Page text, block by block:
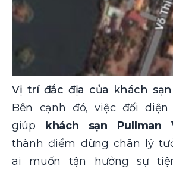
Vị trí đắc địa của khách
Bên cạnh đó, việc đối
giúp
khách sạn Pullman
thành điểm dừng chân lý
ai muốn tận hưởng sự